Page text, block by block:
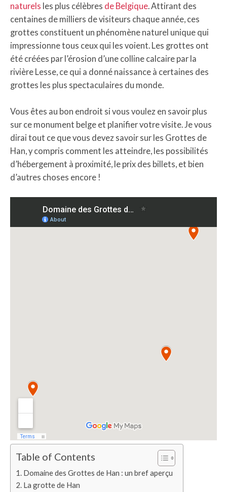
naturels les plus célèbres de Belgique . Attirant des
centaines de milliers de visiteurs chaque année, ces
grottes constituent un phénomène naturel unique qui
impressionne tous ceux qui les voient. Les grottes ont
été créées par l’érosion d’une colline calcaire par la
rivière Lesse, ce qui a donné naissance à certaines des
grottes les plus spectaculaires du monde.
Vous êtes au bon endroit si vous voulez en savoir plus
sur ce monument belge et planifier votre visite. Je vous
dirai tout ce que vous devez savoir sur les Grottes de
Han, y compris comment les atteindre, les possibilités
d’hébergement à proximité, le prix des billets, et bien
d’autres choses encore !
Table of Contents
Domaine des Grottes de Han : un bref aperçu
La grotte de Han